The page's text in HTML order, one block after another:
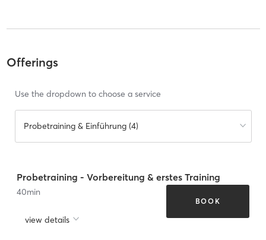
Offerings
Use the dropdown to choose a service
Probetraining & Einführung (4)
Probetraining - Vorbereitung & erstes Training
40min
view details
BOOK